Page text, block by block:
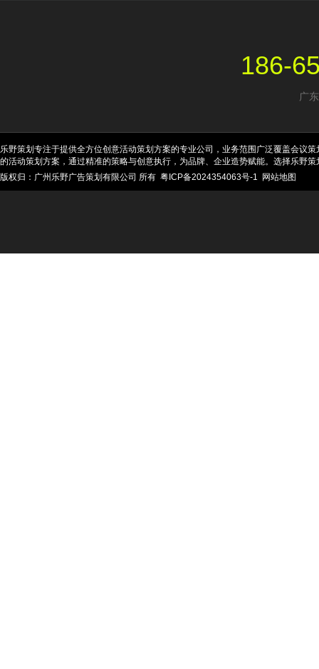
186-
广
乐野策划专注于提供全方位创意活动策划方案的专业公司，业务范围广泛覆盖会议
的活动策划方案，通过精准的策略与创意执行，为品牌、企业造势赋能。选择乐野
版权归：广州乐野广告策划有限公司 所有 粤ICP备2024354063号-1 网站地图